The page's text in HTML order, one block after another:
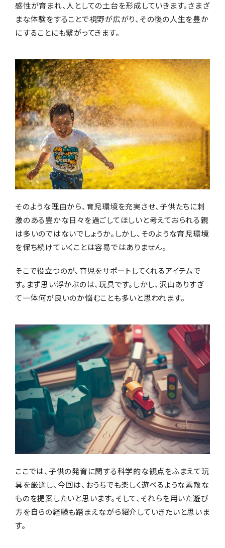
ピックアップ記事から探す
ギフト体験の提案
新着コラム 贈答マナー
TOKYO街歩き
おくりもの
研究室
運営メンバー紹介
利用規約
特定商取引法に基づく表記
プライバシーポリシー
お問い合わせ
Instagram
感性が育まれ、人としての土台を形成していきます。さまざ
まな体験をすることで視野が広がり、その後の人生を豊か
にすることにも繋がってきます。
そのような理由から、育児環境を充実させ、子供たちに刺
激のある豊かな日々を過ごしてほしいと考えておられる親
は多いのではないでしょうか。しかし、そのような育児環境
を保ち続けていくことは容易ではありません。
そこで役立つのが、育児をサポートしてくれるアイテムで
す。まず思い浮かぶのは、玩具です。しかし、沢山ありすぎ
て一体何が良いのか悩むことも多いと思われます。
ここでは、子供の発育に関する科学的な観点をふまえて玩
具を厳選し、今回は、おうちでも楽しく遊べるような素敵な
ものを提案したいと思います。そして、それらを用いた遊び
方を自らの経験も踏まえながら紹介していきたいと思いま
す。